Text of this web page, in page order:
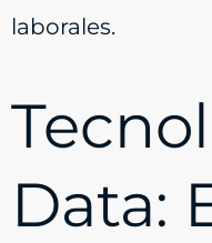
laborales.
Data: